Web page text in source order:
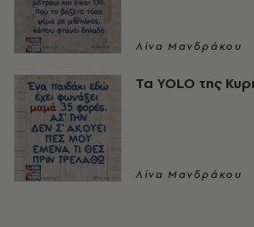
Λίνα Μανδράκου
Τα YOLO της
Λίνα Μανδράκου